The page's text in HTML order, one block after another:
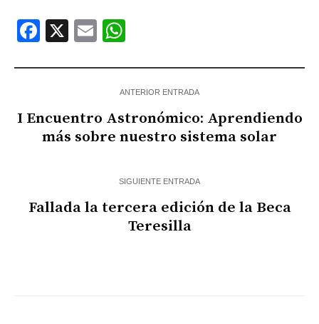
Facebook
X Email
ANTERIOR ENTRADA
I Encuentro Astronómico: Aprendiendo
más sobre nuestro sistema solar
SIGUIENTE ENTRADA
Fallada la tercera edición de la Beca
Teresilla